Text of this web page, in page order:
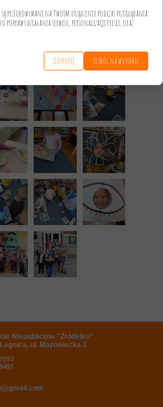
Niepubliczne "Źródełko"
ul. Mazowiecka 3
przechowywane na Twoim urządzeniu podczas przeglądania
poprawy działania serwisu, personalizacji treści, oraz
Dostosuj Zezwól na wszystkie